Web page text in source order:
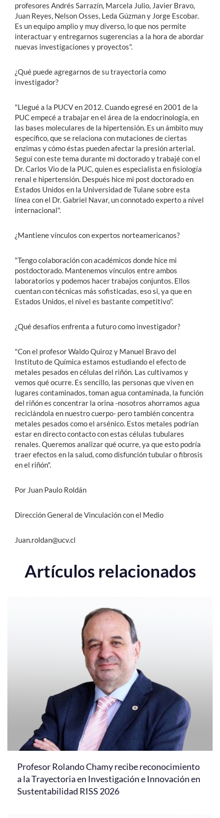
profesores Andrés Sarrazín, Marcela Julio, Javier Bravo,
Juan Reyes, Nelson Osses, Leda Gúzman y Jorge Escobar.
Es un equipo amplio y muy diverso, lo que nos permite
interactuar y entregarnos sugerencias a la hora de abordar
nuevas investigaciones y proyectos".
¿Qué puede agregarnos de su trayectoria como
investigador?
"Llegué a la PUCV en 2012. Cuando egresé en 2001 de la
PUC empecé a trabajar en el área de la endocrinología, en
las bases moleculares de la hipertensión. Es un ámbito muy
específico, que se relaciona con mutaciones de ciertas
enzimas y cómo éstas pueden afectar la presión arterial.
Seguí con este tema durante mi doctorado y trabajé con el
Dr. Carlos Vio de la PUC, quien es especialista en fisiología
renal e hipertensión. Después hice mi post doctorado en
Estados Unidos en la Universidad de Tulane sobre esta
línea con el Dr. Gabriel Navar, un connotado experto a nivel
internacional".
¿Mantiene vínculos con expertos norteamericanos?
"Tengo colaboración con académicos donde hice mi
postdoctorado. Mantenemos vínculos entre ambos
laboratorios y podemos hacer trabajos conjuntos. Ellos
cuentan con técnicas más sofisticadas, eso si, ya que en
Estados Unidos, el nivel es bastante competitivo".
¿Qué desafíos enfrenta a futuro como investigador?
"Con el profesor Waldo Quiroz y Manuel Bravo del
Instituto de Química estamos estudiando el efecto de
metales pesados en células del riñón. Las cultivamos y
vemos qué ocurre. Es sencillo, las personas que viven en
lugares contaminados, toman agua contaminada, la función
del riñón es concentrar la orina -nosotros ahorramos agua
reciclándola en nuestro cuerpo- pero también concentra
metales pesados como el arsénico. Estos metales podrían
estar en directo contacto con estas células tubulares
renales. Queremos analizar qué ocurre, ya que esto podría
traer efectos en la salud, como disfunción tubular o fibrosis
en el riñón".
Por Juan Paulo Roldán
Dirección General de Vinculación con el Medio
Juan.roldan@ucv.cl
Artículos relacionados
Profesor Rolando Chamy recibe reconocimiento
a la Trayectoria en Investigación e Innovación en
Sustentabilidad RISS 2026